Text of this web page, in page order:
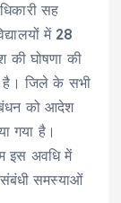
सह
में 28
घोषणा की
है। जिले के सभी
को आदेश
गया है।
इस अवधि में
समस्याओं